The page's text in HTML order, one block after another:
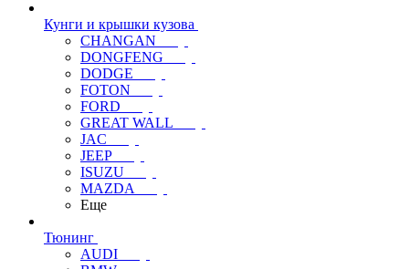
Кунги и крышки кузова
CHANGAN
DONGFENG
DODGE
FOTON
FORD
GREAT WALL
JAC
JEEP
ISUZU
MAZDA
Еще
Тюнинг
AUDI